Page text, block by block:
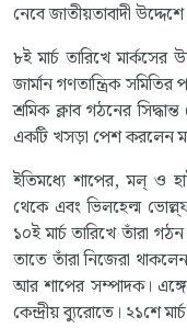
নেবে জাতীয়তাবাদী উদ্দেশে
৮ই মার্চ তারিখে মার্কসের
জার্মান গণতান্ত্রিক
শ্রমিক ক্লাব গঠনের
একটি খসড়া পেশ করলেন
ইতিমধ্যে শাপের, মল্ ও
থেকে এবং ভিলহেল্ম
১০ই মার্চ তারিখে তাঁরা
তাতে তাঁরা নিজেরা
আর শাপের সম্পাদক।
কেন্দ্রীয় ব্যুরোতে। ২১শে